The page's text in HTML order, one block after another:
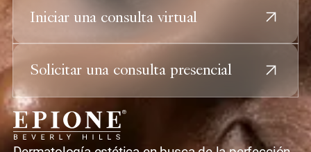
Iniciar una consulta virtual
Solicitar una consulta presencial